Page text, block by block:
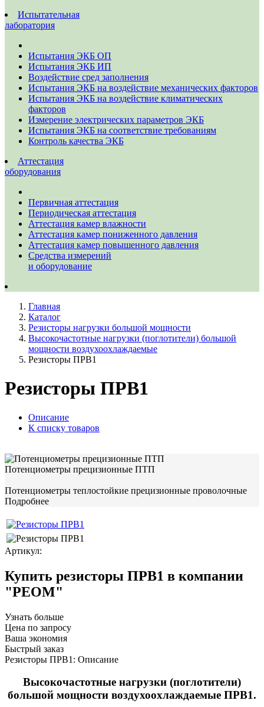
Испытательная
лаборатория
Испытания ЭКБ ОП
Испытания ЭКБ ИП
Воздействие сред заполнения
Испытания ЭКБ на воздействие механических факторов
Испытания ЭКБ на воздействие климатических
факторов
Измерение электрических параметров ЭКБ
Испытания ЭКБ на соответствие требованиям
Контроль качества ЭКБ
Аттестация
оборудования
Первичная аттестация
Периодическая аттестация
Аттестация камер влажности
Аттестация камер пониженного давления
Аттестация камер повышенного давления
Средства измерений
и оборудование
Главная
Каталог
Резисторы нагрузки большой мощности
Высокочастотные нагрузки (поглотители) большой
мощности воздухоохлаждаемые
Резисторы ПРВ1
Резисторы ПРВ1
Описание
К списку товаров
Потенциометры прецизионные ПТП
Потенциометры теплостойкие прецизионные проволочные
Подробнее
Артикул:
Купить резисторы ПРВ1 в компании
"РЕОМ"
Узнать больше
Цена по запросу
Ваша экономия
Быстрый заказ
Резисторы ПРВ1: Описание
Высокочастотные нагрузки (поглотители)
большой мощности воздухоохлаждаемые ПРВ1.